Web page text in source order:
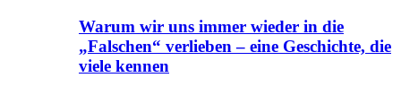
Warum wir uns immer wieder in die
„Falschen“ verlieben – eine Geschichte, die
viele kennen